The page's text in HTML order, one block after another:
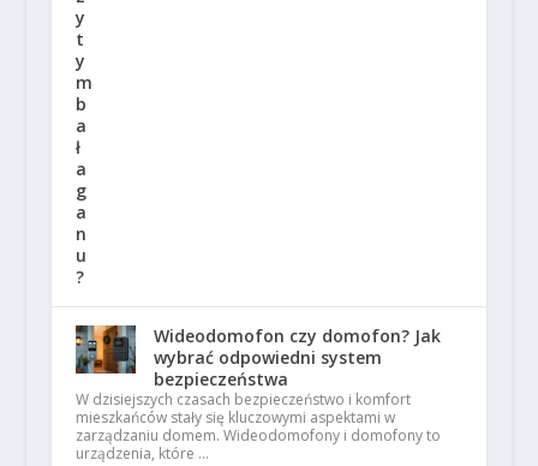
Wideodomofon czy domofon? Jak
wybrać odpowiedni system
bezpieczeństwa
W dzisiejszych czasach bezpieczeństwo i komfort
mieszkańców stały się kluczowymi aspektami w
zarządzaniu domem. Wideodomofony i domofony to
urządzenia, które …